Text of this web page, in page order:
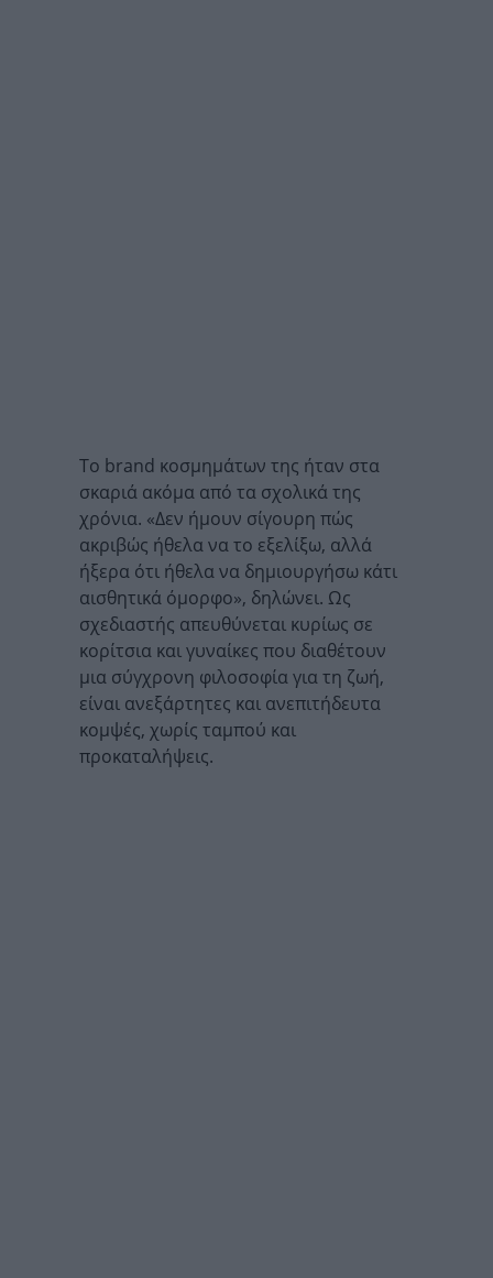
Το brand κοσμημάτων της ήταν στα
σκαριά ακόμα από τα σχολικά της
χρόνια. «Δεν ήμουν σίγουρη πώς
ακριβώς ήθελα να το εξελίξω, αλλά
ήξερα ότι ήθελα να δημιουργήσω κάτι
αισθητικά όμορφο», δηλώνει. Ως
σχεδιαστής απευθύνεται κυρίως σε
κορίτσια και γυναίκες που διαθέτουν
μια σύγχρονη φιλοσοφία για τη ζωή,
είναι ανεξάρτητες και ανεπιτήδευτα
κομψές, χωρίς ταμπού και
προκαταλήψεις.